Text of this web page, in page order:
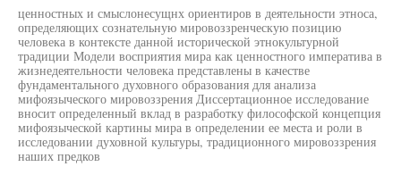
ценностных и смыслонесущнх ориентиров в деятельности этноса,
определяющих сознательную мировоззренческую позицию
человека в контексте данной исторической этнокультурной
традиции Модели восприятия мира как ценностного императива в
жизнедеятельности человека представлены в качестве
фундаментального духовного образования для анализа
мифоязыческого мировоззрения Диссертационное исследование
вносит определенный вклад в разработку философской концепция
мифоязыческой картины мира в определении ее места и роли в
исследовании духовной культуры, традиционного мировоззрения
наших предков